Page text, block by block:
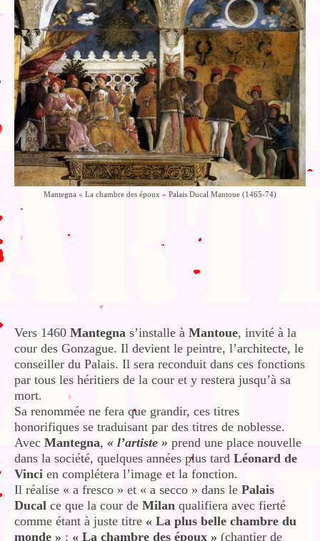
Mantegna « La chambre des époux » Palais Ducal Mantoue (1465-74)
Vers 1460 Mantegna s’installe à Mantoue, invité à la
cour des Gonzague. Il devient le peintre, l’architecte, le
conseiller du Palais. Il sera reconduit dans ces fonctions
par tous les héritiers de la cour et y restera jusqu’à sa
mort.
Sa renommée ne fera que grandir, ces titres
honorifiques se traduisant par des titres de noblesse.
Avec Mantegna, « l’artiste » prend une place nouvelle
dans la société, quelques années plus tard Léonard de
Vinci en complétera l’image et la fonction.
Il réalise « a fresco » et « a secco » dans le Palais
Ducal ce que la cour de Milan qualifiera avec fierté
comme étant à juste titre « La plus belle chambre du
monde » : « La chambre des époux » (chantier de